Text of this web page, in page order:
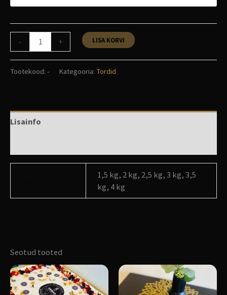
- + LISA KORVI
Tootekood: - Kategooria: Tordid
Lisainfo
1,5 kg, 2 kg, 2,5 kg, 3 kg, 3,5
kg, 4 kg
Seotud tooted
Sellel
tootel